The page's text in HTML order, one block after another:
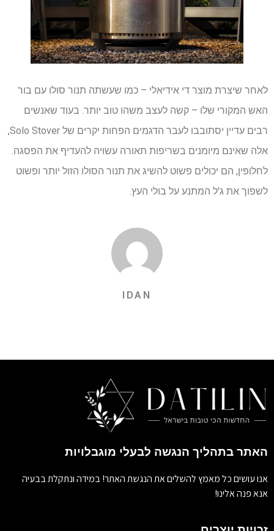
לאחר שיצרת מוצר די אידיאלי – כמו שעשתה תנור סולו עם בור
האש המקורי שלו – קשה לעצב משהו טוב יותר. בעוד שאנשים
רבים עדיין יסתובבו לעבר הדגמים הפחות יקרים של Solo Stover,
אלה שאינם מיומנים בשריפות תאורה עשויה להעדיף את הפסגה.
לחלופין, הם יכולים פשוט להשיג את תנור הסולו הזול יותר ופשוט
לשפוך את ג'ל המתנע על בולי העץ.
IDAN
האתר בתהליך הנגשה לבעלי מוגבלויות
אנו עושים כל מאמץ להשלים את הנגשת האתר! במידה ונתקלת בבעיה
אנא פנה אלינו!